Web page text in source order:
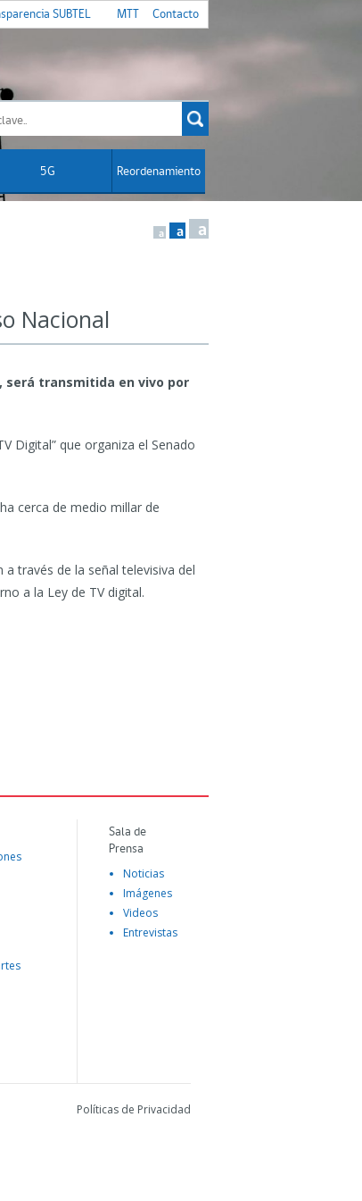
SUBTEL MTT Contacto
5G Reordenamiento
a a a
Nacional
será transmitida en vivo por
Digital” que organiza el Senado
cerca de medio millar de
través de la señal televisiva del
a la Ley de TV digital.
Sala de
Prensa
Noticias
Imágenes
Videos
Entrevistas
Políticas de Privacidad